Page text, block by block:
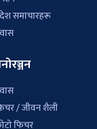
समाचारहरू
/ जीवन शैली
फिचर